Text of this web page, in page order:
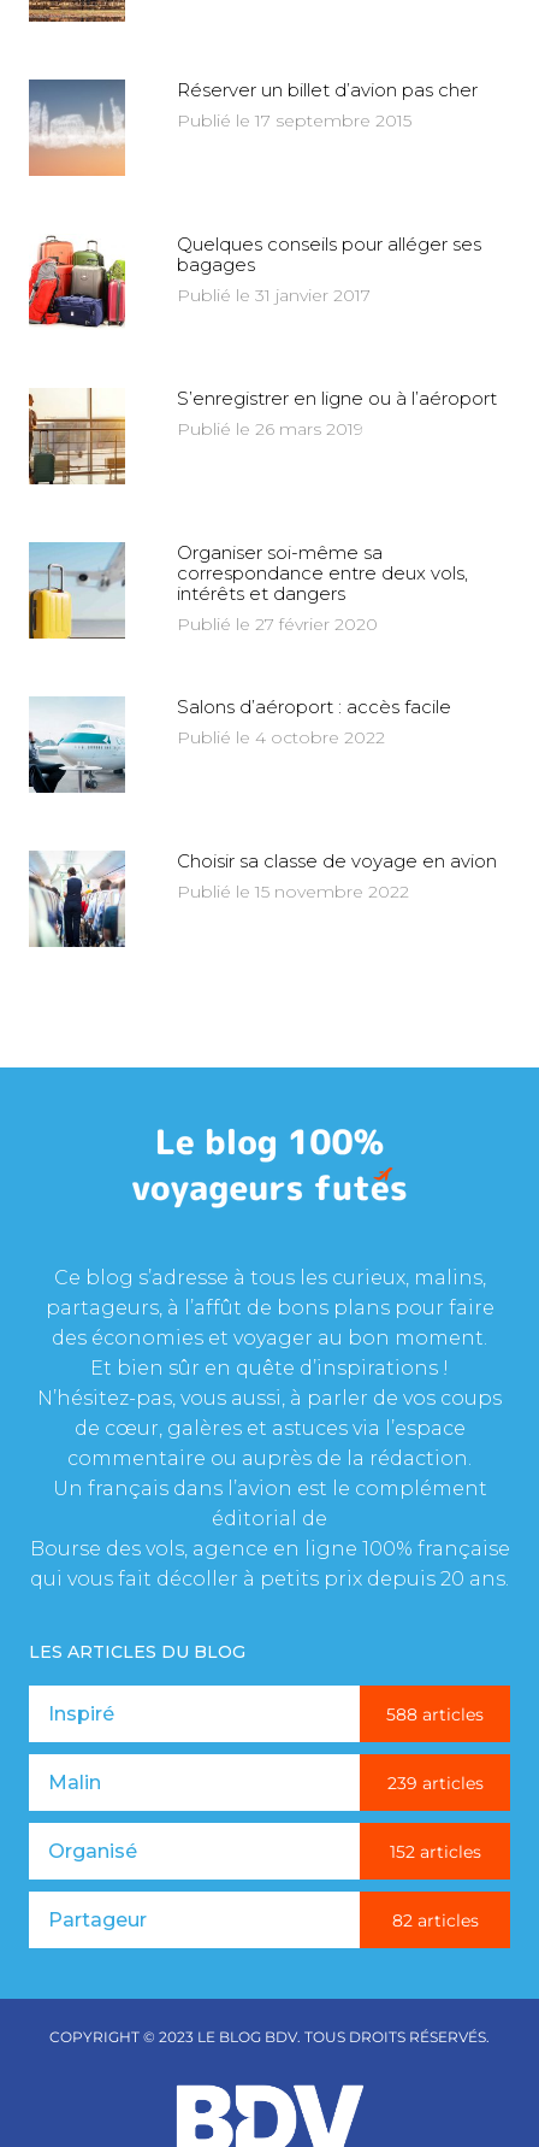
Réserver un billet d’avion pas cher
Publié le 17 septembre 2015
Quelques conseils pour alléger ses
bagages
Publié le 31 janvier 2017
S’enregistrer en ligne ou à l’aéroport
Publié le 26 mars 2019
Organiser soi-même sa
correspondance entre deux vols,
intérêts et dangers
Publié le 27 février 2020
Salons d’aéroport : accès facile
Publié le 4 octobre 2022
Choisir sa classe de voyage en avion
Publié le 15 novembre 2022
Ce blog s’adresse à tous les curieux, malins,
partageurs, à l’affût de bons plans pour faire
des économies et voyager au bon moment.
Et bien sûr en quête d’inspirations !
N’hésitez-pas, vous aussi, à parler de vos coups
de cœur, galères et astuces via l’espace
commentaire ou auprès de la rédaction.
Un français dans l’avion est le complément
éditorial de
Bourse des vols, agence en ligne 100% française
qui vous fait décoller à petits prix depuis 20 ans.
LES ARTICLES DU BLOG
Inspiré 588 articles
Malin 239 articles
Organisé 152 articles
Partageur 82 articles
COPYRIGHT © 2023 LE BLOG BDV. TOUS DROITS RÉSERVÉS.